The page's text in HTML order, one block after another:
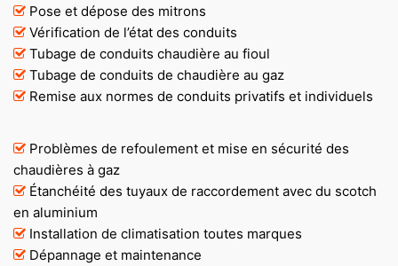
Pose et dépose des mitrons
Vérification de l’état des conduits
Tubage de conduits chaudière au fioul
Tubage de conduits de chaudière au gaz
Remise aux normes de conduits privatifs et individuels
Problèmes de refoulement et mise en sécurité des
chaudières à gaz
Étanchéité des tuyaux de raccordement avec du scotch
en aluminium
Installation de climatisation toutes marques
Dépannage et maintenance